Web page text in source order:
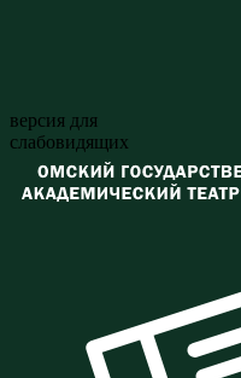
версия для
слабовидящих